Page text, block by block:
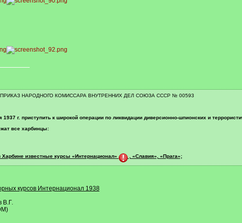
НАРОДНОГО КОМИССАРА ВНУТРЕННИХ ДЕЛ СОЮЗА СССР № 00593
1937 г. приступить к широкой операции по ликвидации диверсионно-шпионских и
все харбинцы:
Харбине известные курсы «Интернационал»
, «Славия», «Прага»;
курсов Интернационал 1938
В.Г.